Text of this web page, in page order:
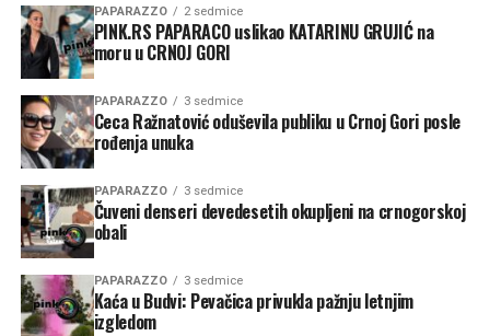
PAPARAZZO 2 sedmice
PINK.RS PAPARACO uslikao KATARINU GRUJIĆ na
moru u CRNOJ GORI
PAPARAZZO 3 sedmice
Ceca Ražnatović oduševila publiku u Crnoj Gori posle
rođenja unuka
PAPARAZZO 3 sedmice
Čuveni denseri devedesetih okupljeni na crnogorskoj
obali
PAPARAZZO 3 sedmice
Kaća u Budvi: Pevačica privukla pažnju letnjim
izgledom